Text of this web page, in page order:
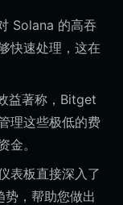
Solana 的高吞
快速处理，这在
益著称，Bitget
理这些极低的费
金。
表板直接深入了
，帮助您做出